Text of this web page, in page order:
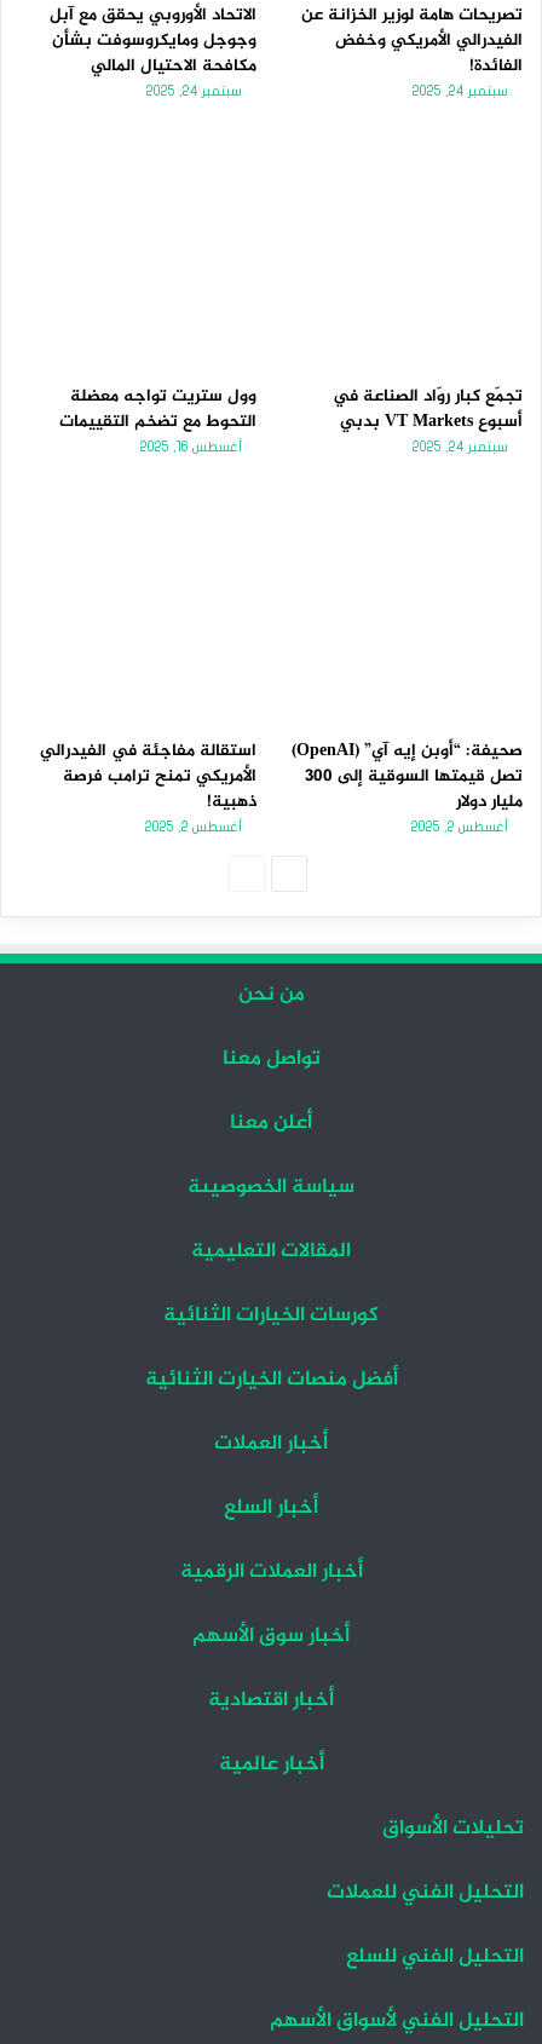
تصريحات هامة لوزير الخزانة عن
الفيدرالي الأمريكي وخفض
الفائدة!
سبتمبر 24, 2025
الاتحاد الأوروبي يحقق مع آبل
وجوجل ومايكروسوفت بشأن
مكافحة الاحتيال المالي
سبتمبر 24, 2025
تجمّع كبار روّاد الصناعة في
أسبوع VT Markets بدبي
سبتمبر 24, 2025
وول ستريت تواجه معضلة
التحوط مع تضخم التقييمات
أغسطس 16, 2025
صحيفة: “أوبن إيه آي” (OpenAI)
تصل قيمتها السوقية إلى 300
مليار دولار
أغسطس 2, 2025
استقالة مفاجئة في الفيدرالي
الأمريكي تمنح ترامب فرصة
ذهبية!
أغسطس 2, 2025
من نحن
تواصل معنا
أعلن معنا
سياسة الخصوصيىة
المقالات التعليمية
كورسات الخيارات الثنائية
أفضل منصات الخيارت الثنائية
أخبار العملات
أخبار السلع
أخبار العملات الرقمية
أخبار سوق الأسهم
أخبار اقتصادية
أخبار عالمية
تحليلات الأسواق
التحليل الفني للعملات
التحليل الفني للسلع
التحليل الفني لأسواق الأسهم